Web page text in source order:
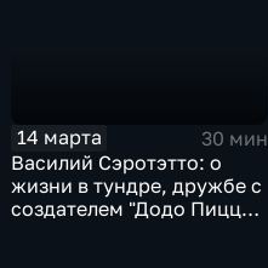
14 марта
30 мин
Василий Сэротэтто: о
жизни в тундре, дружбе с
создателем "Додо Пиццы"